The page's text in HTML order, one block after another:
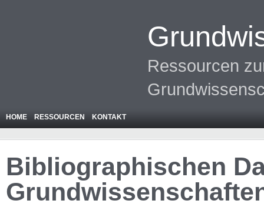
Ressourcen
HOME RESSOURCEN KONTAKT
Bibliographischen